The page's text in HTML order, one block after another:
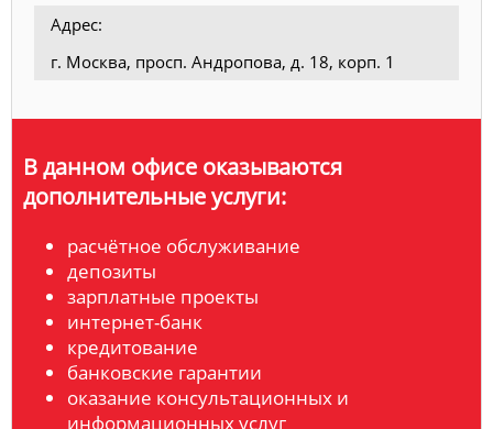
Адрес:
г. Москва, просп. Андропова, д. 18, корп. 1
В данном офисе оказываются
дополнительные услуги:
расчётное обслуживание
депозиты
зарплатные проекты
интернет-банк
кредитование
банковские гарантии
оказание консультационных и
информационных услуг